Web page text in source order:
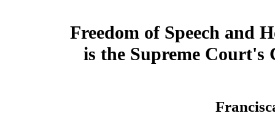
Freedom of Speech and
is the Supreme